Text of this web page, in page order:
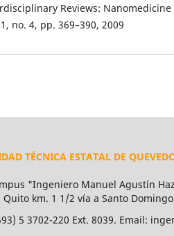
Reviews: Nanomedicine
no. 4, pp. 369–390, 2009
TÉCNICA ESTATAL DE
"Ingeniero Manuel Agustín
Quito km. 1 1/2 vía a Santo
5 3702-220 Ext. 8039. Email: